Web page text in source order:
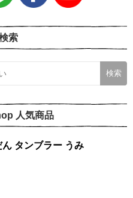
索
人気商品
ノラネコぐんだん タンブラー うみ